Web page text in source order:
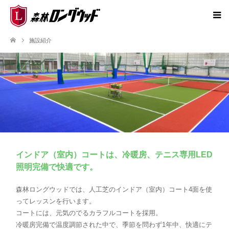
施設紹介
インドア（室内）コートは、冷暖房、テニス専用LED
照明完備で快適です。
森林ロングウッドでは、人工芝のインドア（室内）コート4面を使
ってレッスンを行います。
コートには、元気のでるカラフルコートを採用。
冷暖房完備で温度調節された中で、季節を問わず1年中、快適にテ